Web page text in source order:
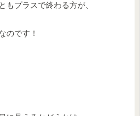
もプラスで終わる方が、
のです！